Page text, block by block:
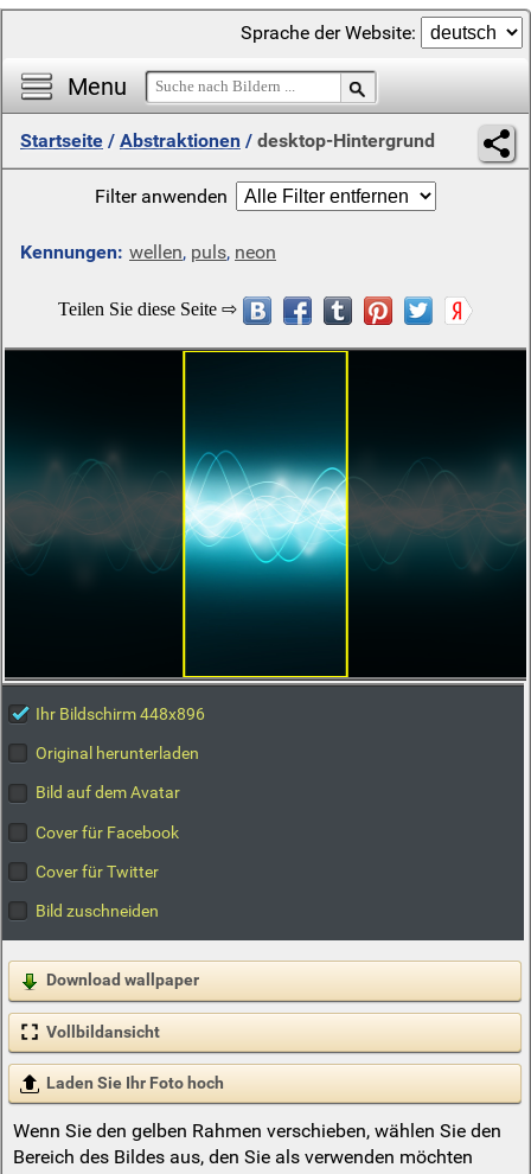
Menu
Sprache der Website:
Startseite / Abstraktionen / desktop-Hintergrund
Filter anwenden
Kennungen: wellen, puls, neon
Ihr Bildschirm 448x896
Original herunterladen
Bild auf dem Avatar
Cover für Facebook
Cover für Twitter
Bild zuschneiden
Download wallpaper
Vollbildansicht
Laden Sie Ihr Foto hoch
Wenn Sie den gelben Rahmen verschieben, wählen Sie den
Bereich des Bildes aus, den Sie als verwenden möchten